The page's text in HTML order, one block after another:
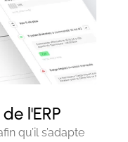
l'ERP
qu’il s’adapte